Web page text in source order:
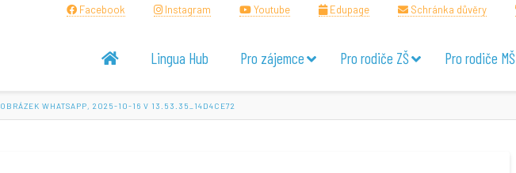
Facebook Instagram Youtube Edupage Schránka důvěry
Lingua Hub Pro zájemce Pro rodiče ZŠ Pro rodiče MŠ
OBRÁZEK WHATSAPP, 2025-10-16 V 13.53.35_14D4CE72